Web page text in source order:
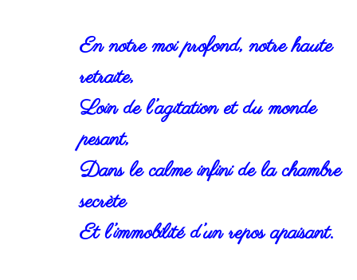
En notre moi profond, notre haute
retraite,
Loin de l’agitation et du monde
pesant,
Dans le calme infini de la chambre
secrète
Et l’immobilité d’un repos apaisant.